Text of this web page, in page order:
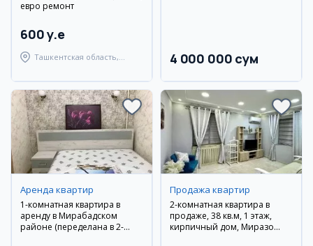
евро ремонт
600 y.e
Ташкентская область,
4 000 000 сум
Аренда квартир
1-комнатная квартира в
аренду в Мирабадском
районе (переделана в 2-
Продажа квартир
2-комнатная квартира в
продаже, 38 кв.м, 1 этаж,
кирпичный дом, Миразо